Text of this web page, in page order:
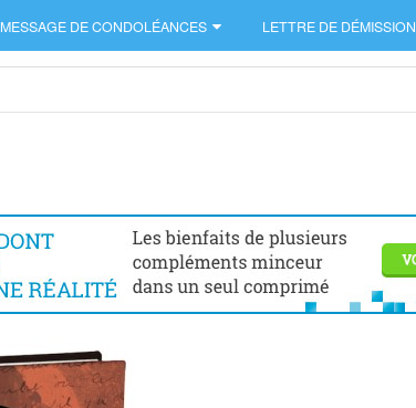
MESSAGE DE CONDOLÉANCES LETTRE DE DÉMISSION